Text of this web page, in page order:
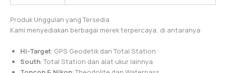
Produk Unggulan yang Tersedia
Kami menyediakan berbagai merek terpercaya, di antaranya:
Hi-Target: GPS Geodetik dan Total Station
South: Total Station dan alat ukur lainnya